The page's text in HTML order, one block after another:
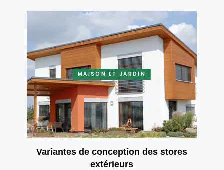
MAISON ET JARDIN
Variantes de conception des stores
extérieurs